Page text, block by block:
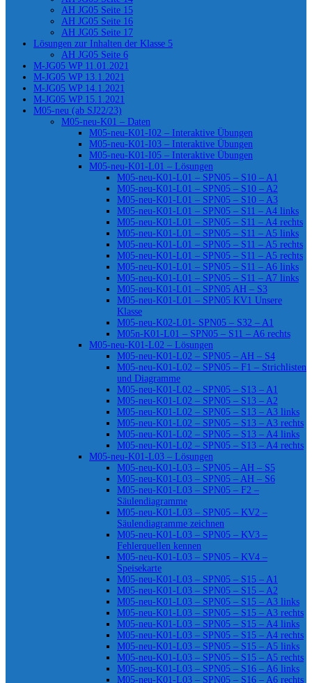
AH JG05 Seite 15
AH JG05 Seite 16
AH JG05 Seite 17
Lösungen zur Inhalten der Klasse 5
AH JG05 Seite 6
M-JG05 WP 11.01.2021
M-JG05 WP 13.1.2021
M-JG05 WP 14.1.2021
M-JG05 WP 15.1.2021
M05-neu (ab SJ22/23)
M05-neu-K01 – Daten
M05-neu-K01-I02 – Interaktive Übungen
M05-neu-K01-I03 – Interaktive Übungen
M05-neu-K01-I05 – Interaktive Übungen
M05-neu-K01-L01 – Lösungen
M05-neu-K01-L01 – SPN05 – S10 – A1
M05-neu-K01-L01 – SPN05 – S10 – A2
M05-neu-K01-L01 – SPN05 – S10 – A3
M05-neu-K01-L01 – SPN05 – S11 – A4 links
M05-neu-K01-L01 – SPN05 – S11 – A4 rechts
M05-neu-K01-L01 – SPN05 – S11 – A5 links
M05-neu-K01-L01 – SPN05 – S11 – A5 rechts
M05-neu-K01-L01 – SPN05 – S11 – A5 rechts
M05-neu-K01-L01 – SPN05 – S11 – A6 links
M05-neu-K01-L01 – SPN05 – S11 – A7 links
M05-neu-K01-L01 – SPN05 AH – S3
M05-neu-K01-L01 – SPN05 KV1 Unsere
Klasse
M05-neu-K02-L01- SPN05 – S32 – A1
M05n-K01-L01 – SPN05 – S11 – A6 rechts
M05-neu-K01-L02 – Lösungen
M05-neu-K01-L02 – SPN05 – AH – S4
M05-neu-K01-L02 – SPN05 – F1 – Strichlisten
und Diagramme
M05-neu-K01-L02 – SPN05 – S13 – A1
M05-neu-K01-L02 – SPN05 – S13 – A2
M05-neu-K01-L02 – SPN05 – S13 – A3 links
M05-neu-K01-L02 – SPN05 – S13 – A3 rechts
M05-neu-K01-L02 – SPN05 – S13 – A4 links
M05-neu-K01-L02 – SPN05 – S13 – A4 rechts
M05-neu-K01-L03 – Lösungen
M05-neu-K01-L03 – SPN05 – AH – S5
M05-neu-K01-L03 – SPN05 – AH – S6
M05-neu-K01-L03 – SPN05 – F2 –
Säulendiagramme
M05-neu-K01-L03 – SPN05 – KV2 –
Säulendiagramme zeichnen
M05-neu-K01-L03 – SPN05 – KV3 –
Fehlerquellen kennen
M05-neu-K01-L03 – SPN05 – KV4 –
Speisekarte
M05-neu-K01-L03 – SPN05 – S15 – A1
M05-neu-K01-L03 – SPN05 – S15 – A2
M05-neu-K01-L03 – SPN05 – S15 – A3 links
M05-neu-K01-L03 – SPN05 – S15 – A3 rechts
M05-neu-K01-L03 – SPN05 – S15 – A4 links
M05-neu-K01-L03 – SPN05 – S15 – A4 rechts
M05-neu-K01-L03 – SPN05 – S15 – A5 links
M05-neu-K01-L03 – SPN05 – S15 – A5 rechts
M05-neu-K01-L03 – SPN05 – S16 – A6 links
M05-neu-K01-L03 – SPN05 – S16 – A6 rechts